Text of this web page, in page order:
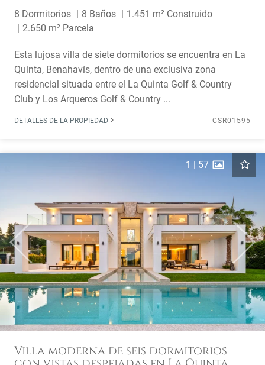
8 Dormitorios 8 Baños
1.451 m² Construido
2.650 m² Parcela
Esta lujosa villa de siete dormitorios se encuentra en La
Quinta, Benahavís, dentro de una exclusiva zona
residencial situada entre el La Quinta Golf & Country
Club y Los Arqueros Golf & Country ...
DETALLES DE LA PROPIEDAD CSR01595
Previous Next
1 | 57
Villa moderna de seis dormitorios